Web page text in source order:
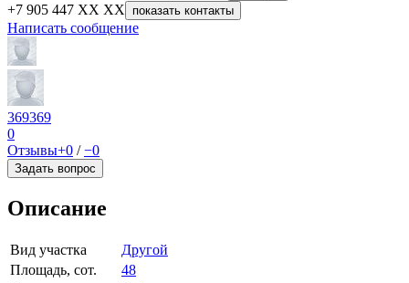
+7 905 447 XX XX показать контакты
Написать сообщение
369369
0
Отзывы+0 /−0
Задать вопрос
Описание
Вид участка
Другой
Площадь, сот.
48